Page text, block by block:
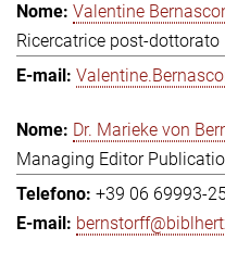
Valentine
Ricercatrice post-dottorato
Dr. Marieke von
Managing Editor
+39 06 69993-